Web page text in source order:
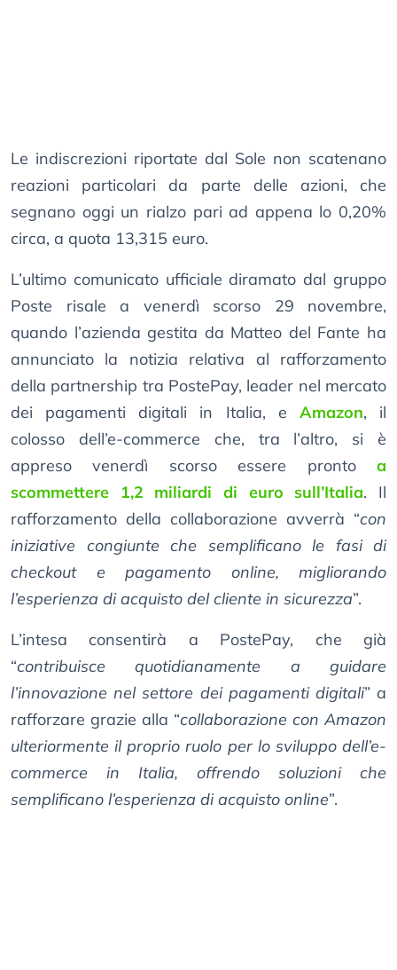
Le indiscrezioni riportate dal Sole non scatenano
reazioni particolari da parte delle azioni, che
segnano oggi un rialzo pari ad appena lo 0,20%
circa, a quota 13,315 euro.
L’ultimo comunicato ufficiale diramato dal gruppo
Poste risale a venerdì scorso 29 novembre,
quando l’azienda gestita da Matteo del Fante ha
annunciato la notizia relativa al rafforzamento
della partnership tra PostePay, leader nel mercato
dei pagamenti digitali in Italia, e Amazon, il
colosso dell’e-commerce che, tra l’altro, si è
appreso venerdì scorso essere pronto a
scommettere 1,2 miliardi di euro sull’Italia. Il
rafforzamento della collaborazione avverrà “con
iniziative congiunte che semplificano le fasi di
checkout e pagamento online, migliorando
l’esperienza di acquisto del cliente in sicurezza”.
L’intesa consentirà a PostePay, che già
“contribuisce quotidianamente a guidare
l’innovazione nel settore dei pagamenti digitali” a
rafforzare grazie alla “collaborazione con Amazon
ulteriormente il proprio ruolo per lo sviluppo dell’e-
commerce in Italia, offrendo soluzioni che
semplificano l’esperienza di acquisto online”.